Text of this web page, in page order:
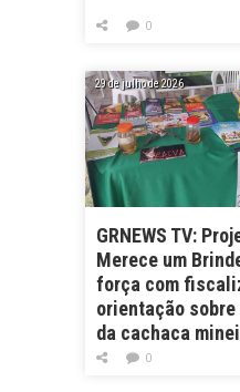
0
29 de julho de 2026
GRNEWS TV:
Merece um
força com
orientação sobre
da cachaça
0